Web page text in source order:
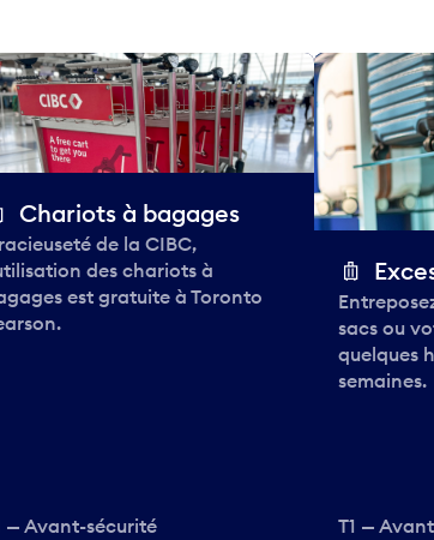
Chariots à bagages
de la CIBC,
des chariots à
est gratuite à Toronto
— Avant-sécurité
sacs ou
quelques
semaines.
T1 —